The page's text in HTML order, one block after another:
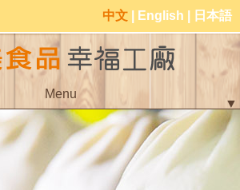
中文 English 日本語
Menu
▼